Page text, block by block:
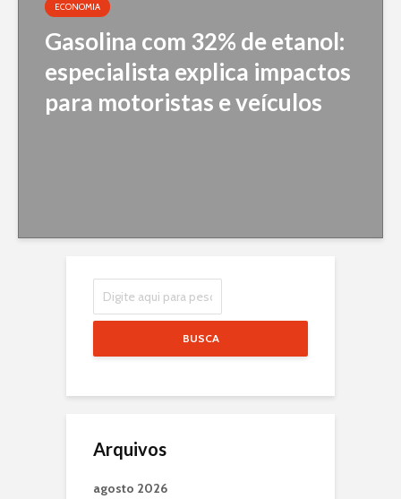
ECONOMIA
Gasolina com 32% de etanol:
especialista explica impactos
para motoristas e veículos
BUSCA
Arquivos
agosto 2026